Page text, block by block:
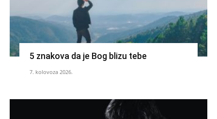
5 znakova da je Bog blizu tebe
7. kolovoza 2026.